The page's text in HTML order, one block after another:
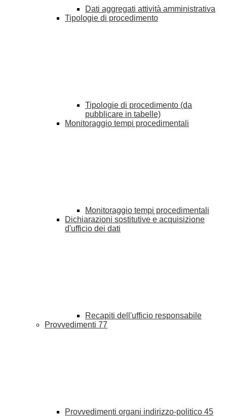
Dati aggregati attività amministrativa
Tipologie di procedimento
Tipologie di procedimento (da
pubblicare in tabelle)
Monitoraggio tempi procedimentali
Monitoraggio tempi procedimentali
Dichiarazioni sostitutive e acquisizione
d'ufficio dei dati
Recapiti dell'ufficio responsabile
Provvedimenti 77
Provvedimenti organi indirizzo-politico 45